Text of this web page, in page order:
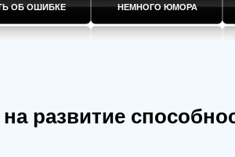
ОБ ОШИБКЕ НЕМНОГО ЮМОРА
развитие